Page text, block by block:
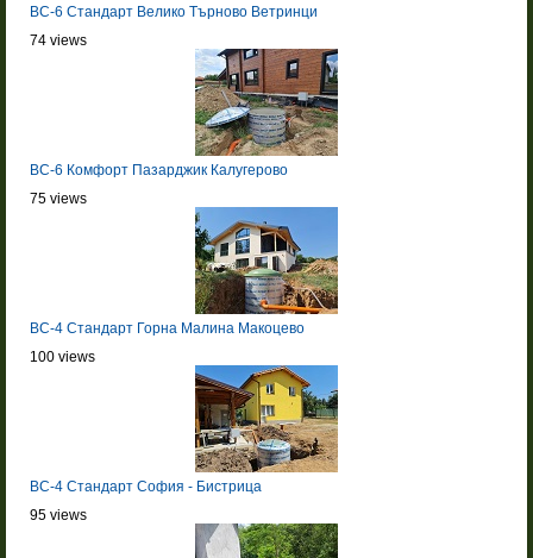
BC-6 Стандарт Велико Търново Ветринци
74 views
BC-6 Комфорт Пазарджик Калугерово
75 views
BC-4 Стандарт Горна Малина Макоцево
100 views
BC-4 Стандарт София - Бистрица
95 views